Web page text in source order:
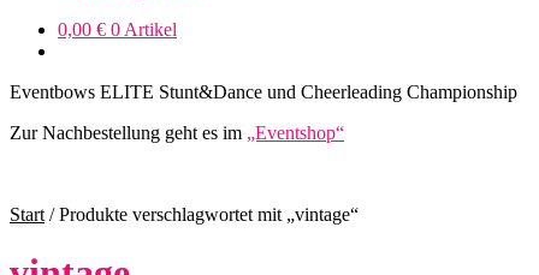
0,00 € 0 Artikel
Eventbows ELITE Stunt&Dance und Cheerleading Championship
Zur Nachbestellung geht es im „Eventshop“
Start /Produkte verschlagwortet mit „vintage“